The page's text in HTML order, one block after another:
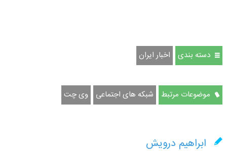
دسته بندی اخبار ایران
موضوعات مرتبط شبکه های اجتماعی وی چت
ابراهیم درویش